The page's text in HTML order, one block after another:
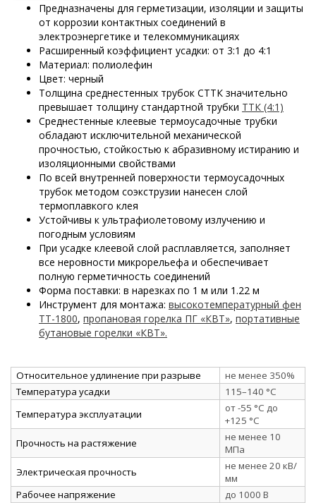
Предназначены для герметизации, изоляции и защиты
от коррозии контактных соединений в
электроэнергетике и телекоммуникациях
Расширенный коэффициент усадки: от 3:1 до 4:1
Материал: полиолефин
Цвет: черный
Толщина среднестенных трубок СТТК значительно
превышает толщину стандартной трубки ТТК (4:1)
Среднестенные клеевые термоусадочные трубки
обладают исключительной механической
прочностью, стойкостью к абразивному истиранию и
изоляционными свойствами
По всей внутренней поверхности термоусадочных
трубок методом соэкструзии нанесен слой
термоплавкого клея
Устойчивы к ультрафиолетовому излучению и
погодным условиям
При усадке клеевой слой расплавляется, заполняет
все неровности микрорельефа и обеспечивает
полную герметичность соединений
Форма поставки: в нарезках по 1 м или 1.22 м
Инструмент для монтажа: высокотемпературный фен
ТТ-1800, пропановая горелка ПГ «КВТ», портативные
бутановые горелки «КВТ».
Относительное удлинение при разрыве
не менее 350%
Температура усадки
115–140 °C
Температура эксплуатации
от -55 °C до
+125 °C
Прочность на растяжение
не менее 10
МПа
Электрическая прочность
не менее 20 кВ/
мм
Рабочее напряжение
до 1000 В